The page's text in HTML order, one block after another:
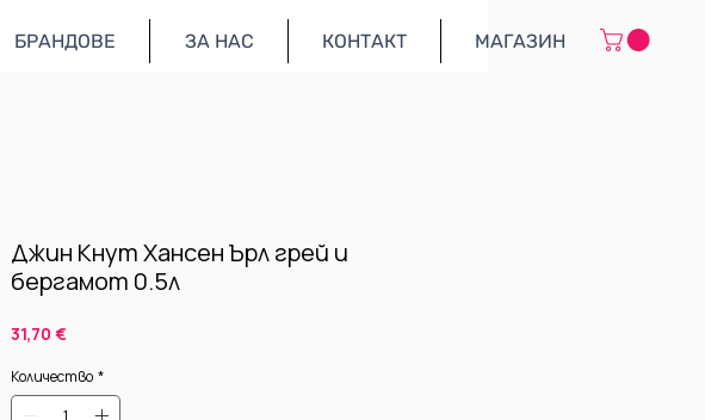
БРАНДОВЕ ЗА НАС КОНТАКТ МАГАЗИН
Джин Кнут Хансен Ърл грей и
бергамот 0.5л
31,70 €Цена
Количество *